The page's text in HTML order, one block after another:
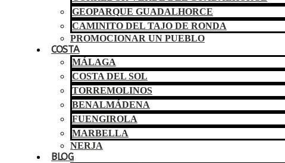
GEOPARQUE GUADALHORCE
CAMINITO DEL TAJO DE RONDA
PROMOCIONAR UN PUEBLO
COSTA
MÁLAGA
COSTA DEL SOL
TORREMOLINOS
BENALMÁDENA
FUENGIROLA
MARBELLA
NERJA
BLOG